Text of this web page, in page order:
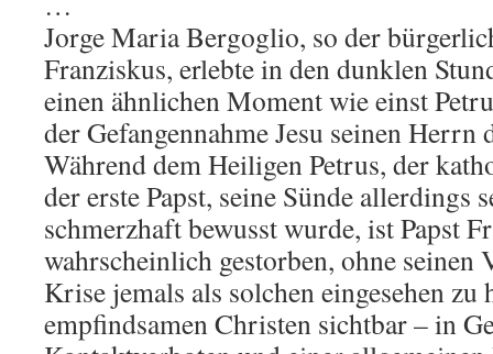
Jorge Maria Bergoglio, so der
Franziskus, erlebte in den dunklen
einen ähnlichen Moment wie einst
der Gefangennahme Jesu seinen
Während dem Heiligen Petrus, der
der erste Papst, seine Sünde allerdings
schmerzhaft bewusst wurde, ist Papst
wahrscheinlich gestorben, ohne seinen
Krise jemals als solchen eingesehen
empfindsamen Christen sichtbar – in